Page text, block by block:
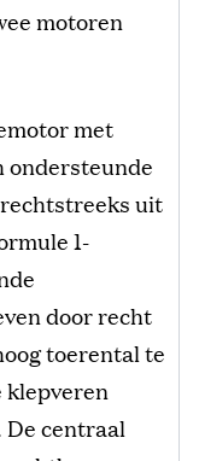
motoren
met
ondersteunde
uit
1-
door recht
toerental te
klepveren
centraal